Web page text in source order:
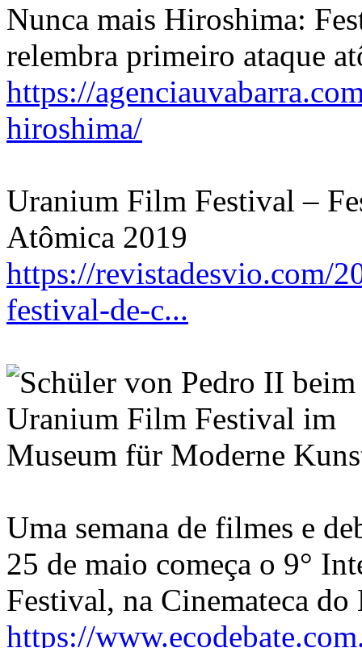
Nunca mais Hiroshima:
relembra primeiro ataque
https://
hiroshima/
Uranium Film Festival –
Atômica 2019
https://revistadesvio.com/
festival-de-c...
Uma semana de filmes e
25 de maio começa o 9°
Festival, na Cinemateca
https://